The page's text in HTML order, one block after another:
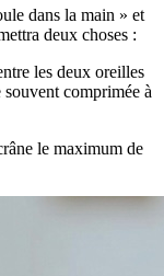
dans la main » et
deux choses :
les deux oreilles
comprimée à
le maximum de